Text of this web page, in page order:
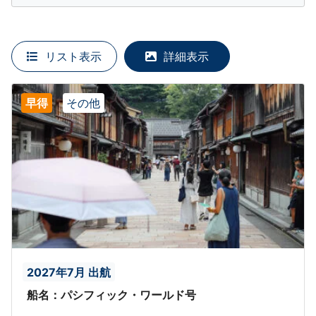
リスト表示 詳細表示
早得 その他
2027年7月 出航
船名：パシフィック・ワールド号